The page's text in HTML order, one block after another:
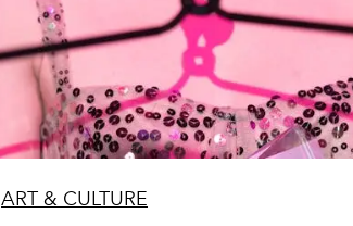
ART & CULTURE